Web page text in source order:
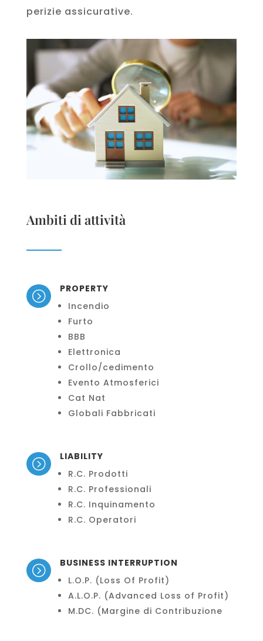
perizie assicurative.
Ambiti di attività
=
PROPERTY
Incendio
Furto
BBB
Elettronica
Crollo/cedimento
Evento Atmosferici
Cat Nat
Globali Fabbricati
=
LIABILITY
R.C. Prodotti
R.C. Professionali
R.C. Inquinamento
R.C. Operatori
=
BUSINESS INTERRUPTION
L.O.P. (Loss Of Profit)
A.L.O.P. (Advanced Loss of Profit)
M.DC. (Margine di Contribuzione